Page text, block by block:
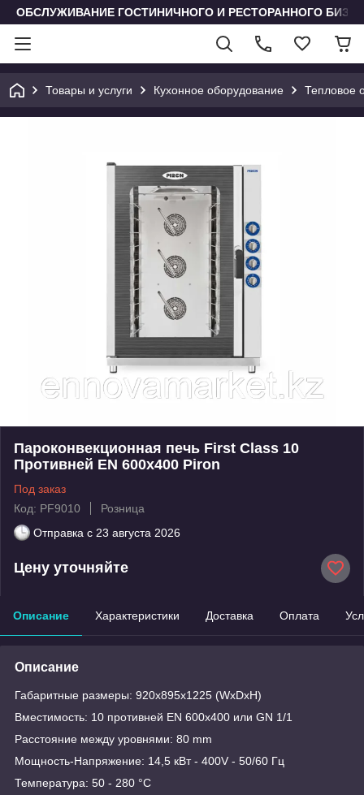
ОБСЛУЖИВАНИЕ ГОСТИНИЧНОГО И РЕСТОРАННОГО
Товары и услуги Кухонное оборудование Тепловое
Пароконвекционная печь First Class 10
Противней EN 600x400 Piron
Под заказ
Код: PF9010
Розница
Отправка с 23 августа 2026
Цену уточняйте
Описание Характеристики Доставка Оплата
Описание
Габаритные размеры: 920x895x1225 (WxDxH)
Вместимость: 10 противней EN 600x400 или GN 1/1
Расстояние между уровнями: 80 mm
Мощность-Напряжение: 14,5 кВт - 400V - 50/60 Гц
Температура: 50 - 280 °C